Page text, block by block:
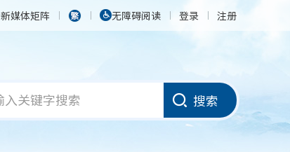
新媒体矩阵 无障碍阅读 登录 注册
搜索